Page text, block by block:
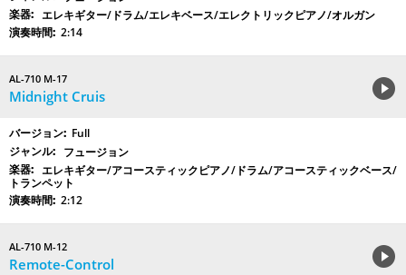
エレキギター/ドラム/エレキベース/エレクトリックピアノ/オルガン
2:14
AL-710 M-17
Midnight Cruis
Full
フュージョン
エレキギター/アコースティックピアノ/ドラム/アコースティックベース/
トランペット
2:12
AL-710 M-12
Remote-Control